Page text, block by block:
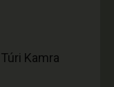
Kamra